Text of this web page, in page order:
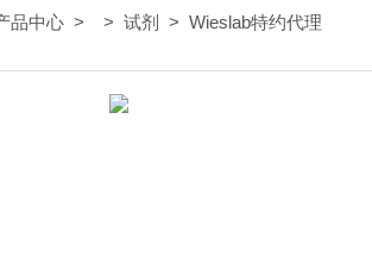
品中心 > > 试剂 > Wieslab特约代理